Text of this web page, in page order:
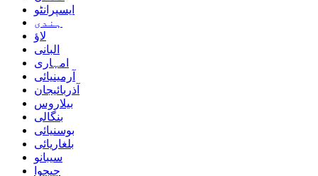
ایسپرانٹو
ہندی
لاؤ
البانی
امہاری
آرمینیائی
آذربائیجان
بیلاروس
بنگالی
بوسنیائی
بلغاریائی
سیبانو
چیچوا